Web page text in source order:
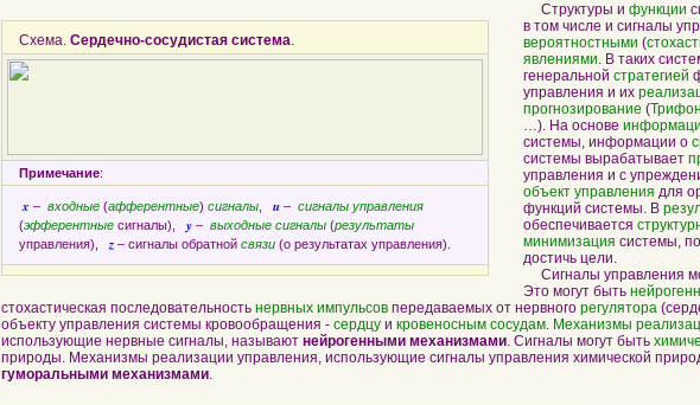
Схема. Сердечно-сосудистая система.
Примечание:
x – входные (афферентные) сигналы u – сигналы управления
(эфферентные сигналы), y – выходные сигналы (результаты
управления), z – сигналы обратной связи (о результатах управления).
Структуры и функции
в том числе и сигналы
вероятностными (
явлениями. В таких
генеральной стратегией
управления и их
прогнозирование (
…). На основе
системы, информации о
системы вырабатывает
управления и с
объект управления для
функций системы. В
обеспечивается
минимизация системы,
достичь цели.
Сигналы управления
Это могут быть
стохастическая последовательность нервных импульсов передаваемых от нервного регулятора
объекту управления системы кровообращения - сердцу и кровеносным сосудам. Механизмы
использующие нервные сигналы, называют нейрогенными механизмами. Сигналы могут быть
природы. Механизмы реализации управления, использующие сигналы управления химической
гуморальными механизмами.